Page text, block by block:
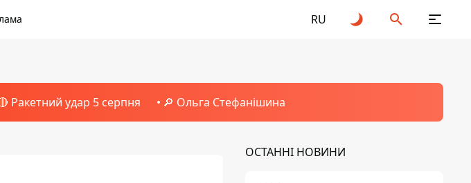
RU
Ракетний удар 5 серпня 🔎 Ольга Стефанішина
ОСТАННІ НОВИНИ